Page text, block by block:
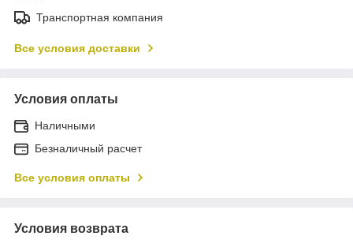
Транспортная компания
Все условия доставки
Условия оплаты
Наличными
Безналичный расчет
Все условия оплаты
Условия возврата